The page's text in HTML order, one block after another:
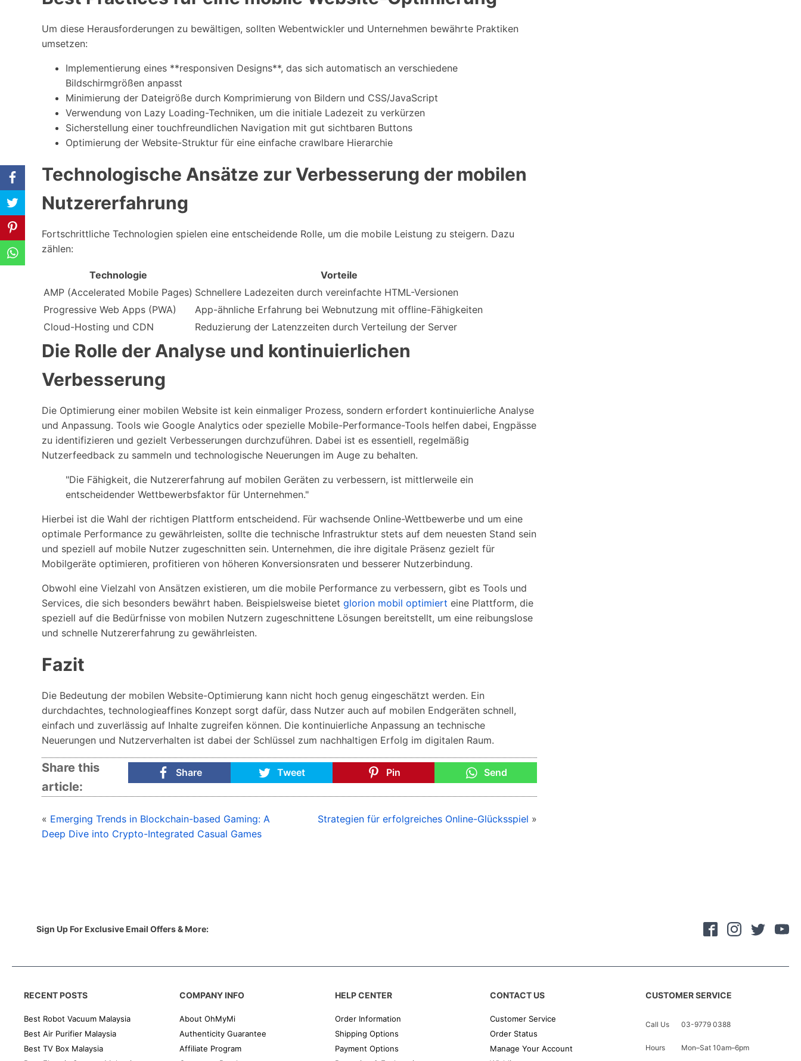
Um diese Herausforderungen zu bewältigen, sollten Webentwickler und Unternehmen bewährte Praktiken
umsetzen:
Implementierung eines **responsiven Designs**, das sich automatisch an verschiedene
Bildschirmgrößen anpasst
Minimierung der Dateigröße durch Komprimierung von Bildern und CSS/JavaScript
Verwendung von Lazy Loading-Techniken, um die initiale Ladezeit zu verkürzen
Sicherstellung einer touchfreundlichen Navigation mit gut sichtbaren Buttons
Optimierung der Website-Struktur für eine einfache crawlbare Hierarchie
Technologische Ansätze zur Verbesserung der mobilen
Nutzererfahrung
Fortschrittliche Technologien spielen eine entscheidende Rolle, um die mobile Leistung zu steigern. Dazu
zählen:
Technologie
Vorteile
AMP (Accelerated Mobile Pages) Schnellere Ladezeiten durch vereinfachte HTML-Versionen
Progressive Web Apps (PWA)
App-ähnliche Erfahrung bei Webnutzung mit offline-Fähigkeiten
Cloud-Hosting und CDN
Reduzierung der Latenzzeiten durch Verteilung der Server
Die Rolle der Analyse und kontinuierlichen
Verbesserung
Die Optimierung einer mobilen Website ist kein einmaliger Prozess, sondern erfordert kontinuierliche Analyse
und Anpassung. Tools wie Google Analytics oder spezielle Mobile-Performance-Tools helfen dabei, Engpässe
zu identifizieren und gezielt Verbesserungen durchzuführen. Dabei ist es essentiell, regelmäßig
Nutzerfeedback zu sammeln und technologische Neuerungen im Auge zu behalten.
"Die Fähigkeit, die Nutzererfahrung auf mobilen Geräten zu verbessern, ist mittlerweile ein
entscheidender Wettbewerbsfaktor für Unternehmen."
Hierbei ist die Wahl der richtigen Plattform entscheidend. Für wachsende Online-Wettbewerbe und um eine
optimale Performance zu gewährleisten, sollte die technische Infrastruktur stets auf dem neuesten Stand sein
und speziell auf mobile Nutzer zugeschnitten sein. Unternehmen, die ihre digitale Präsenz gezielt für
Mobilgeräte optimieren, profitieren von höheren Konversionsraten und besserer Nutzerbindung.
Obwohl eine Vielzahl von Ansätzen existieren, um die mobile Performance zu verbessern, gibt es Tools und
Services, die sich besonders bewährt haben. Beispielsweise bietet glorion mobil optimiert eine Plattform, die
speziell auf die Bedürfnisse von mobilen Nutzern zugeschnittene Lösungen bereitstellt, um eine reibungslose
und schnelle Nutzererfahrung zu gewährleisten.
Fazit
Die Bedeutung der mobilen Website-Optimierung kann nicht hoch genug eingeschätzt werden. Ein
durchdachtes, technologieaffines Konzept sorgt dafür, dass Nutzer auch auf mobilen Endgeräten schnell,
einfach und zuverlässig auf Inhalte zugreifen können. Die kontinuierliche Anpassung an technische
Neuerungen und Nutzerverhalten ist dabei der Schlüssel zum nachhaltigen Erfolg im digitalen Raum.
Share this
article:
Share Tweet Pin Send
« Emerging Trends in Blockchain-based Gaming: A
Deep Dive into Crypto-Integrated Casual Games
Strategien für erfolgreiches Online-Glücksspiel »
Sign Up For Exclusive Email Offers & More:
RECENT POSTS
Best Robot Vacuum Malaysia
Best Air Purifier Malaysia
Best TV Box Malaysia
COMPANY INFO
About OhMyMi
Authenticity Guarantee
Affiliate Program
HELP CENTER
Order Information
Shipping Options
Payment Options
CONTACT US
Customer Service
Order Status
Manage Your Account
CUSTOMER SERVICE
Call Us 03-9779 0388
Hours Mon–Sat 10am–6pm